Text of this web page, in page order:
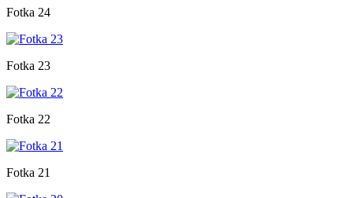
Fotka 24
Fotka 23
Fotka 22
Fotka 21